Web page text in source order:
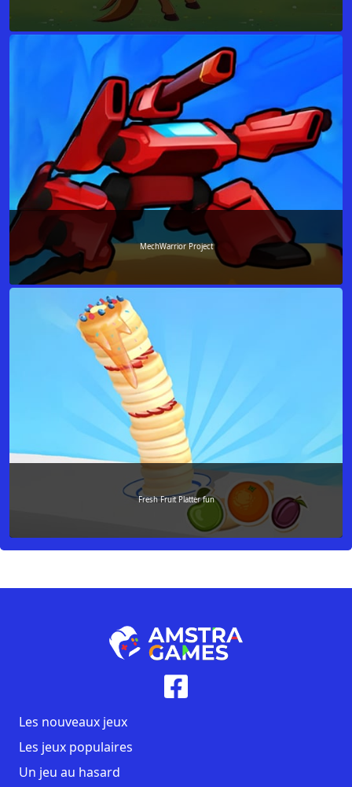
MechWarrior Project
Fresh Fruit Platter fun
Les nouveaux jeux
Les jeux populaires
Un jeu au hasard